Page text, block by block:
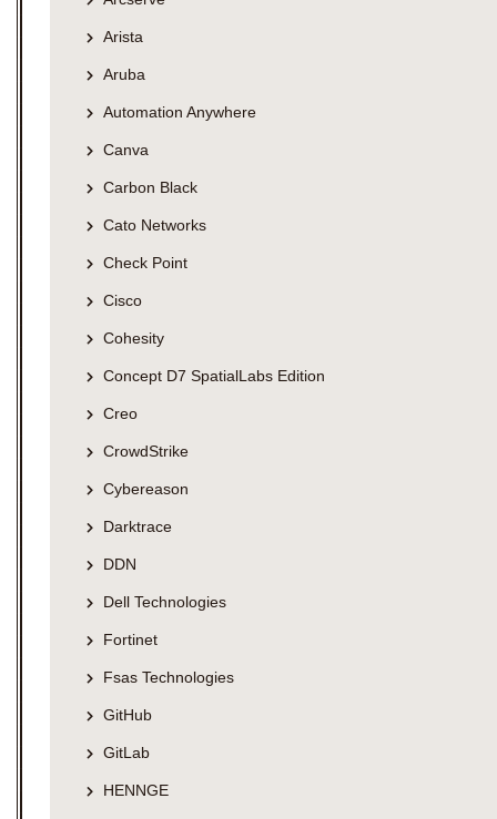
Arista
Aruba
Automation Anywhere
Canva
Carbon Black
Cato Networks
Check Point
Cisco
Cohesity
Concept D7 SpatialLabs Edition
Creo
CrowdStrike
Cybereason
Darktrace
DDN
Dell Technologies
Fortinet
Fsas Technologies
GitHub
GitLab
HENNGE